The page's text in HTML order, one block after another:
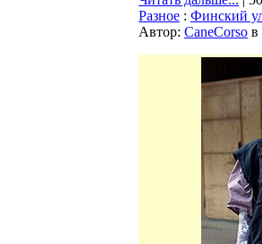
Разное : Финский
Автор: CaneCorso в